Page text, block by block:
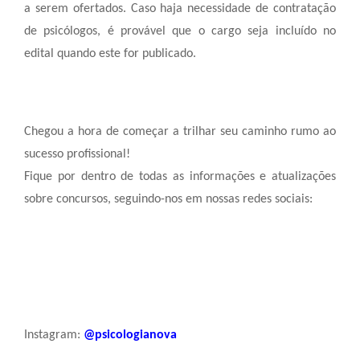
a serem ofertados. Caso haja necessidade de contratação
de psicólogos, é provável que o cargo seja incluído no
edital quando este for publicado.
Chegou a hora de começar a trilhar seu caminho rumo ao
sucesso profissional!
Fique por dentro de todas as informações e atualizações
sobre concursos, seguindo-nos em nossas redes sociais:
Instagram: @psicologianova